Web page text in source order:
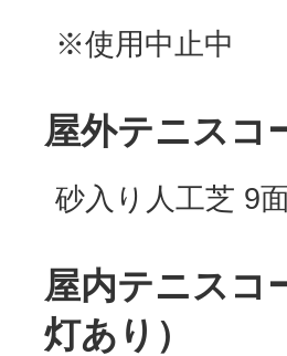
※使用中止中
屋外テニスコ
砂入り人工芝 9
屋内テニスコ
灯あり）